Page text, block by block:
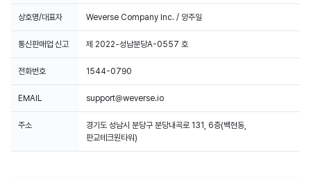
상호명/대표자 Weverse Company Inc. / 양주일
통신판매업 신고 제 2022-성남분당A-0557 호
전화번호 1544-0790
EMAIL support@weverse.io
주소
경기도 성남시 분당구 분당내곡로 131, 6층(백현동,
판교테크원타워)